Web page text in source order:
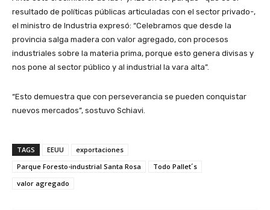
resultado de políticas públicas articuladas con el sector privado-,
el ministro de Industria expresó: “Celebramos que desde la
provincia salga madera con valor agregado, con procesos
industriales sobre la materia prima, porque esto genera divisas y
nos pone al sector público y al industrial la vara alta”.
“Esto demuestra que con perseverancia se pueden conquistar
nuevos mercados”, sostuvo Schiavi.
TAGS EEUU
exportaciones
Parque Foresto-industrial Santa Rosa
Todo Pallet´s
valor agregado